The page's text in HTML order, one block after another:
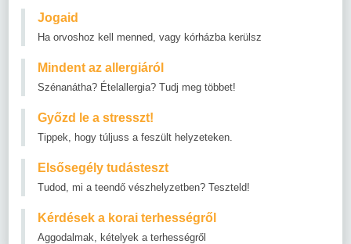
Jogaid
Ha orvoshoz kell menned, vagy kórházba kerülsz
Mindent az allergiáról
Szénanátha? Ételallergia? Tudj meg többet!
Győzd le a stresszt!
Tippek, hogy túljuss a feszült helyzeteken.
Elsősegély tudásteszt
Tudod, mi a teendő vészhelyzetben? Teszteld!
Kérdések a korai terhességről
Aggodalmak, kételyek a terhességről